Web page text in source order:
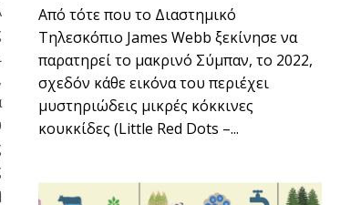
Από τότε που το Διαστημικό
Τηλεσκόπιο James Webb ξεκίνησε να
παρατηρεί το μακρινό Σύμπαν, το 2022,
σχεδόν κάθε εικόνα του περιέχει
μυστηριώδεις μικρές κόκκινες
κουκκίδες (Little Red Dots –...